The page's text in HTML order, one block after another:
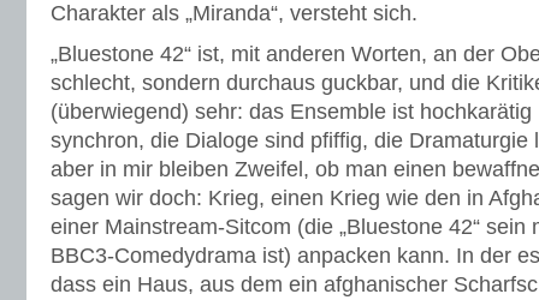
Charakter als „Miranda“, versteht sich.
„Bluestone 42“ ist, mit anderen Worten, an der
schlecht, sondern durchaus guckbar, und die
(überwiegend) sehr: das Ensemble ist
synchron, die Dialoge sind pfiffig, die
aber in mir bleiben Zweifel, ob man einen
sagen wir doch: Krieg, einen Krieg wie den in
einer Mainstream-Sitcom (die „Bluestone 42“ sein
BBC3-Comedydrama ist) anpacken kann. In der
dass ein Haus, aus dem ein afghanischer